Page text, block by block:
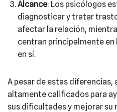
Alcance: Los psicólogos
diagnosticar y tratar
afectar la relación,
centran principalmente en
en sí.
A pesar de estas
altamente calificados para
sus dificultades y mejorar su